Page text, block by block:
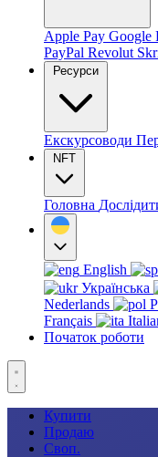
Apple Pay Google
PayPal Revolut
Ресурси
Екскурсоводи
NFT
Головна
English
Українська
Nederlands
Français
Початок роботи
Купити
Продаю
Своп.